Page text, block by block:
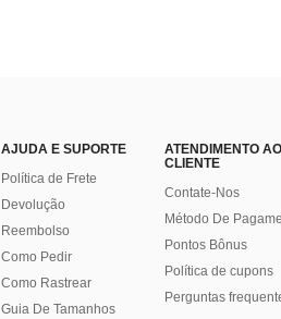
AJUDA E SUPORTE
Política de Frete
Devolução
Reembolso
Como Pedir
Como Rastrear
Guia De Tamanhos
ATENDIMENTO AO
CLIENTE
Contate-Nos
Método De
Pontos Bônus
Política de cupons
Perguntas